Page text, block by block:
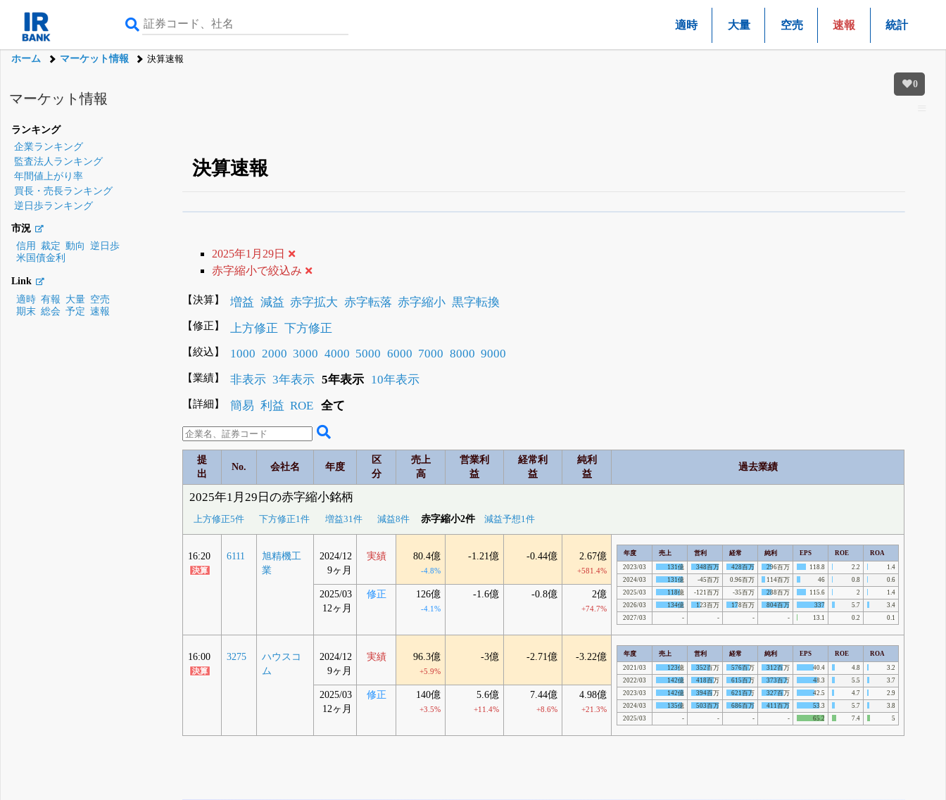
適時 大量 空売 速報 統計
ホーム マーケット情報 決算速報
0
マーケット情報
ランキング
企業ランキング
監査法人ランキング
年間値上がり率
買長・売長ランキング
逆日歩ランキング
市況
信用
裁定 動向
逆日歩
米国債金利
Link
適時 有報 大量 空売
期末 総会 予定 速報
決算速報
登録すると永久30%OFFと米株版の先行利用も付きます
2025年1月29日
赤字縮小で絞込み
【決算】 増益 減益 赤字拡大 赤字転落 赤字縮小 黒字転換
【修正】 上方修正 下方修正
【絞込】 1000 2000 3000 4000 5000 6000 7000 8000 9000
【業績】 非表示 3年表示 5年表示 10年表示
【詳細】 簡易 利益 ROE 全て
提
出
No. 会社名 年度
区
分
売上
高
営業利
益
経常利
益
純利
益
過去業績
2025年1月29日の赤字縮小銘柄
上方修正5件 下方修正1件 増益31件 減益8件 赤字縮小2件 減益予想1件
16:20 6111
旭精機工
業
2024/12
9ヶ月
実績 80.4億
-4.8%
-1.21億 -0.44億 2.67億
+581.4%
年度 売上 営利 経常 純利 EPS ROE
ROA
2023/03
131億 348百万 428百万 296百万 118.8 2.2
1.4
2024/03
131億 -45百万 0.96百万 114百万 46 0.8
0.6
2025/03
118億 -121百万 -35百万 288百万 115.6 2
1.4
2026/03
134億 123百万 178百万 804百万 337 5.7
3.4
2027/03
- - - - 13.1 0.2 0.1
2025/03
12ヶ月
修正 126億
-4.1%
-1.6億 -0.8億 2億
+74.7%
16:00 3275
ハウスコ
ム
2024/12
9ヶ月
実績 96.3億
+5.9%
-3億 -2.71億 -3.22億 年度 売上 営利 経常 純利 EPS ROE
ROA
2021/03
123億 352百万 576百万 312百万 40.4 4.8
3.2
2022/03
142億 418百万 615百万 373百万 48.3 5.5
3.7
2023/03
142億 394百万 621百万 327百万 42.5 4.7
2.9
2024/03
135億 503百万 686百万 411百万 53.3 5.7
3.8
2025/03
- - - - 65.2 7.4 5
2025/03
12ヶ月
修正 140億
+3.5%
5.6億
+11.4%
7.44億
+8.6%
4.98億
+21.3%